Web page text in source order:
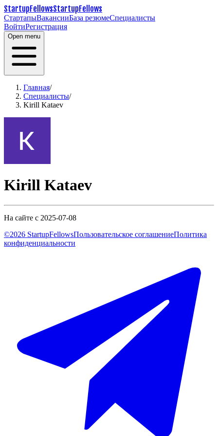
StartupFellowsStartupFellows
СтартапыВакансииБаза резюмеСпециалисты
ВойтиРегистрация
Open menu
Главная/
Специалисты/
Kirill Kataev
Kirill Kataev
На сайте с 2025-07-08
©2026 StartupFellowsПользовательское соглашениеПолитика
конфиденциальности